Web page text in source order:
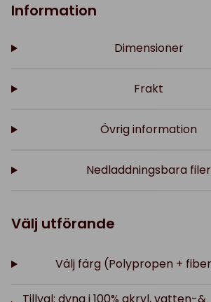
Information
Dimensioner
Frakt
Övrig information
Nedladdningsbara filer
Välj utförande
Välj färg (Polypropen +